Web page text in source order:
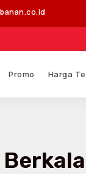
Promo Harga